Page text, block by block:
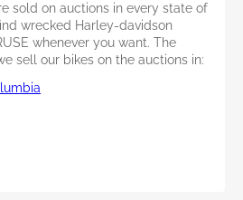
sold on auctions in every state of
wrecked Harley-davidson
whenever you want. The
sell our bikes on the auctions in: